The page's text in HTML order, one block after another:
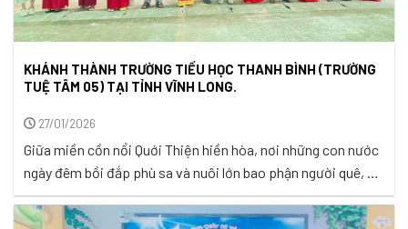
KHÁNH THÀNH TRƯỜNG TIỂU HỌC THANH BÌNH (TRƯỜNG
TUỆ TÂM 05) TẠI TỈNH VĨNH LONG.
27/01/2026
Giữa miền cồn nổi Quới Thiện hiền hòa, nơi những con nước
ngày đêm bồi đắp phù sa và nuôi lớn bao phận người quê, có
những mầm non tri thức đang âm thầm vươn lên từ gian khó.
Tiếng cười trong veo của các em nhỏ vang lên bên mái